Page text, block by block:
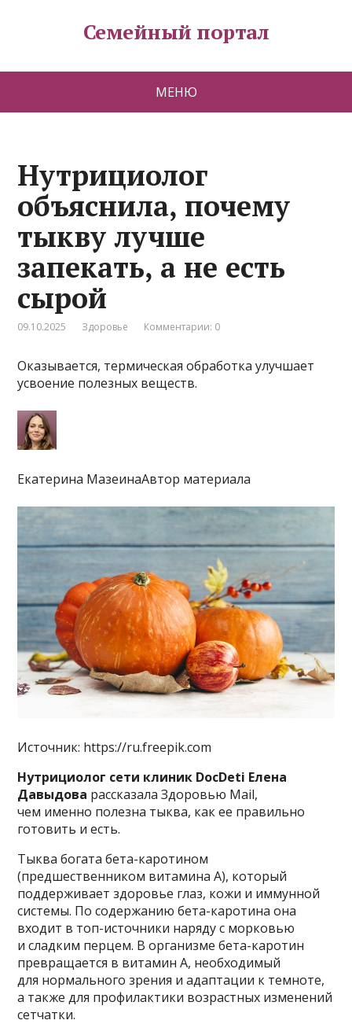
Семейный портал
МЕНЮ
Нутрициолог
объяснила, почему
тыкву лучше
запекать, а не есть
сырой
09.10.2025 Здоровье Комментарии: 0
Оказывается, термическая обработка улучшает
усвоение полезных веществ.
Екатерина МазеинаАвтор материала
Источник: https://ru.freepik.com
Нутрициолог сети клиник DocDeti Елена
Давыдова рассказала Здоровью Mail,
чем именно полезна тыква, как ее правильно
готовить и есть.
Тыква богата бета-каротином
(предшественником витамина A), который
поддерживает здоровье глаз, кожи и иммунной
системы. По содержанию бета-каротина она
входит в топ-источники наряду с морковью
и сладким перцем. В организме бета-каротин
превращается в витамин A, необходимый
для нормального зрения и адаптации к темноте,
а также для профилактики возрастных изменений
сетчатки.